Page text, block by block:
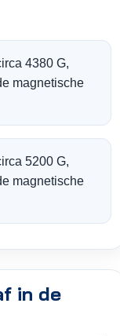
4380 G,
magnetische
5200 G,
magnetische
in de